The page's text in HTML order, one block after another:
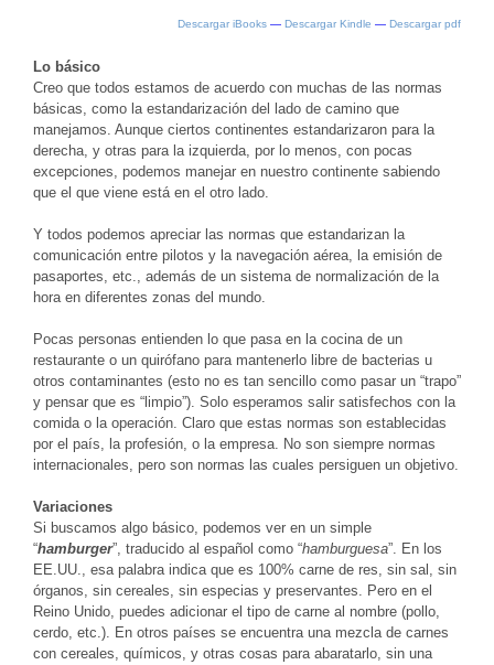
Descargar iBooks — Descargar Kindle — Descargar pdf
Lo básico
Creo que todos estamos de acuerdo con muchas de las normas
básicas, como la estandarización del lado de camino que
manejamos. Aunque ciertos continentes estandarizaron para la
derecha, y otras para la izquierda, por lo menos, con pocas
excepciones, podemos manejar en nuestro continente sabiendo
que el que viene está en el otro lado.
Y todos podemos apreciar las normas que estandarizan la
comunicación entre pilotos y la navegación aérea, la emisión de
pasaportes, etc., además de un sistema de normalización de la
hora en diferentes zonas del mundo.
Pocas personas entienden lo que pasa en la cocina de un
restaurante o un quirófano para mantenerlo libre de bacterias u
otros contaminantes (esto no es tan sencillo como pasar un “trapo”
y pensar que es “limpio”). Solo esperamos salir satisfechos con la
comida o la operación. Claro que estas normas son establecidas
por el país, la profesión, o la empresa. No son siempre normas
internacionales, pero son normas las cuales persiguen un objetivo.
Variaciones
Si buscamos algo básico, podemos ver en un simple
“hamburger”, traducido al español como “hamburguesa”. En los
EE.UU., esa palabra indica que es 100% carne de res, sin sal, sin
órganos, sin cereales, sin especias y preservantes. Pero en el
Reino Unido, puedes adicionar el tipo de carne al nombre (pollo,
cerdo, etc.). En otros países se encuentra una mezcla de carnes
con cereales, químicos, y otras cosas para abaratarlo, sin una